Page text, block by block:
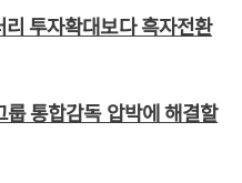
투자확대보다 흑자전환
통합감독 압박에 해결할